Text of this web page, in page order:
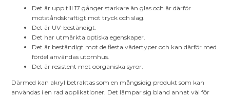
Det är upp till 17 gånger starkare än glas och är därför
motståndskraftigt mot tryck och slag.
Det är UV-beständigt.
Det har utmärkta optiska egenskaper.
Det är beständigt mot de flesta vädertyper och kan därför med
fördel användas utomhus.
Det är resistent mot oorganiska syror.
Därmed kan akryl betraktas som en mångsidig produkt som kan
användas i en rad applikationer. Det lämpar sig bland annat väl för